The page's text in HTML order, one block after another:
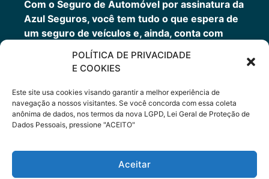
POLÍTICA DE PRIVACIDADE
E COOKIES
Este site usa cookies visando garantir a melhor experiência de
navegação a nossos visitantes. Se você concorda com essa coleta
anônima de dados, nos termos da nova LGPD, Lei Geral de Proteção de
Dados Pessoais, pressione "ACEITO"
Aceitar
Com o Seguro de Automóvel por assinatura da
Azul Seguros, você tem tudo o que espera de
um seguro de veículos e, ainda, conta com
outros benefícios disponíveis 24h.
Você tem um seguro completo com a garantia
Porto Seguro.